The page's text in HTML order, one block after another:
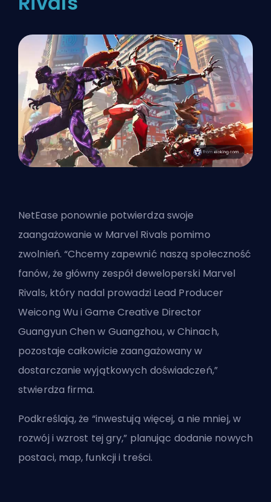
NetEase ponownie potwierdza swoje
zaangażowanie w Marvel Rivals pomimo
zwolnień. “Chcemy zapewnić naszą społeczność
fanów, że główny zespół deweloperski Marvel
Rivals, który nadal prowadzi Lead Producer
Weicong Wu i Game Creative Director
Guangyun Chen w Guangzhou, w Chinach,
pozostaje całkowicie zaangażowany w
dostarczanie wyjątkowych doświadczeń,”
stwierdza firma.
Podkreślają, że “inwestują więcej, a nie mniej, w
rozwój i wzrost tej gry,” planując dodanie nowych
postaci, map, funkcji i treści.